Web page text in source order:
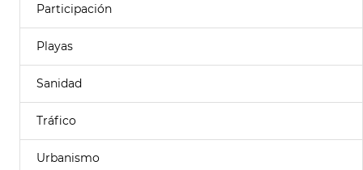
Participación
Playas
Sanidad
Tráfico
Urbanismo